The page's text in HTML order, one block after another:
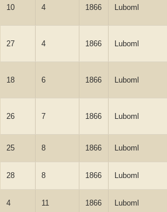
10 4 1866 Luboml
27 4 1866 Luboml
18 6 1866 Luboml
26 7 1866 Luboml
25 8 1866 Luboml
28 8 1866 Luboml
4 11 1866 Luboml